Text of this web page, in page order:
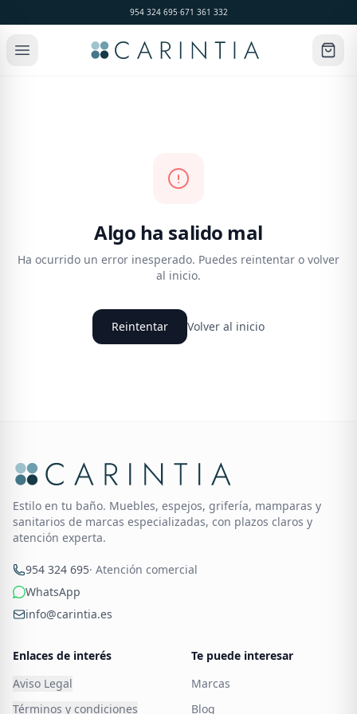
954 324 695·671 361 332
Algo ha salido mal
Ha ocurrido un error inesperado. Puedes reintentar o volver
al inicio.
Reintentar Volver al inicio
Estilo en tu baño. Muebles, espejos, grifería, mamparas y
sanitarios de marcas especializadas, con plazos claros y
atención experta.
954 324 695· Atención comercial
WhatsApp
info@carintia.es
Enlaces de interés
Aviso Legal
Términos y condiciones
Te puede interesar
Marcas
Blog